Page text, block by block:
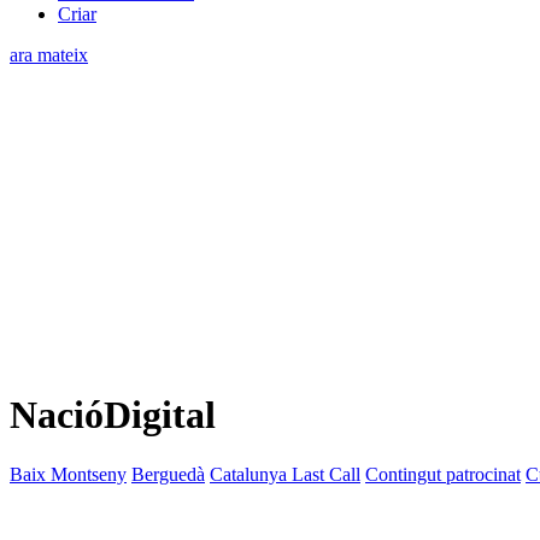
Criar
ara mateix
NacióDigital
Baix Montseny Berguedà Catalunya Last Call Contingut patrocinat